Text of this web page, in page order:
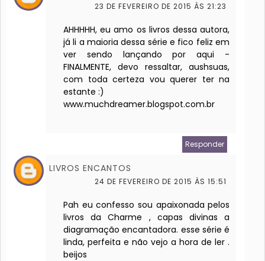
23 DE FEVEREIRO DE 2015 ÀS 21:23
AHHHHH, eu amo os livros dessa autora,
já li a maioria dessa série e fico feliz em
ver sendo lançando por aqui -
FINALMENTE, devo ressaltar, aushsuas,
com toda certeza vou querer ter na
estante :)
www.muchdreamer.blogspot.com.br
Responder
LIVROS ENCANTOS
24 DE FEVEREIRO DE 2015 ÀS 15:51
Pah eu confesso sou apaixonada pelos
livros da Charme , capas divinas a
diagramação encantadora. esse série é
linda, perfeita e não vejo a hora de ler .
beijos